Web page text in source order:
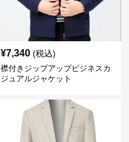
¥7,340 (税込)
襟付きジップアップビジネスカ
ジュアルジャケット